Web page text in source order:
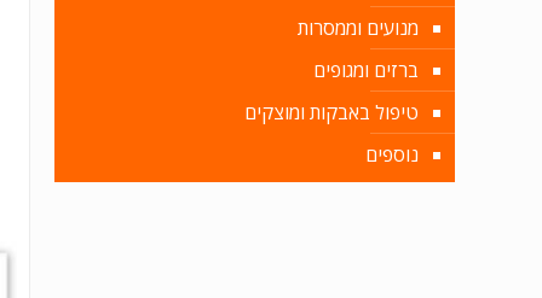
מנועים וממסרות
ברזים ומגופים
טיפול באבקות ומוצקים
נוספים